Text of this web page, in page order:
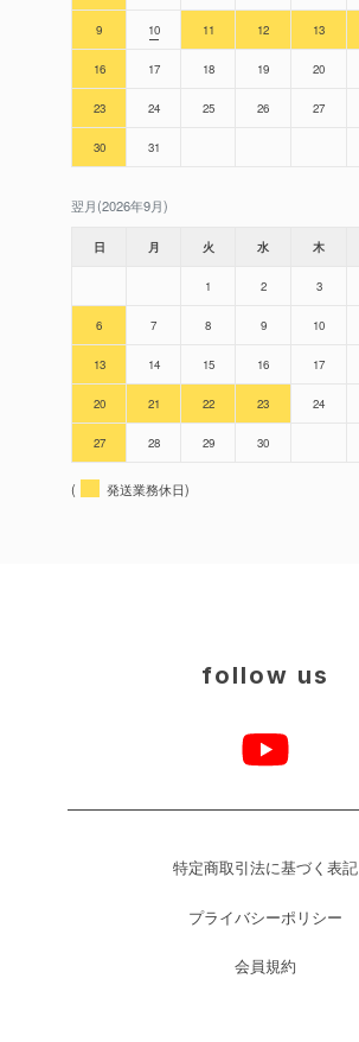
9 10 11 12 13
16 17 18 19 20
23 24 25 26 27
30 31
翌月(2026年9月)
日 月 火 水 木
1 2 3
6 7 8 9 10
13 14 15 16 17
20 21 22 23 24
27 28 29 30
( 発送業務休日)
follow us
特定商取引法に基づく表記
プライバシーポリシー
会員規約